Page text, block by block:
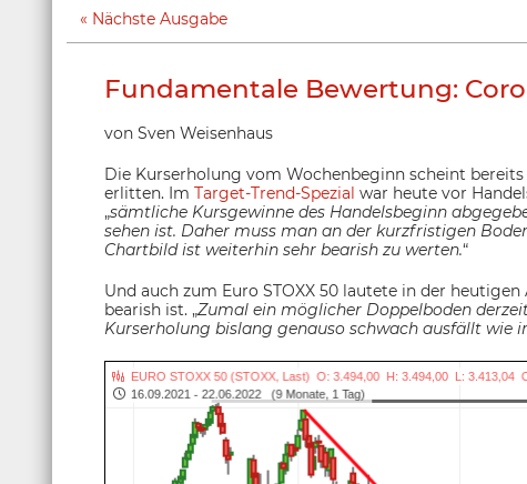
Nächste Ausgabe
Fundamentale Bewertung:
von Sven Weisenhaus
Die Kurserholung vom Wochenbeginn scheint
erlitten. Im Target-Trend-Spezial war heute vor
„sämtliche Kursgewinne des Handelsbeginn
sehen ist. Daher muss man an der kurzfristigen
Chartbild ist weiterhin sehr bearish zu werten.“
Und auch zum Euro STOXX 50 lautete in der
bearish ist. „Zumal ein möglicher Doppelboden
Kurserholung bislang genauso schwach ausfällt wie